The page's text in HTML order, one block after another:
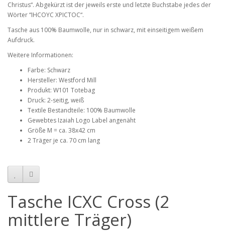
Christus“. Abgekürzt ist der jeweils erste und letzte Buchstabe jedes der
Wörter “IHCOYC XPICTOC“.
Tasche aus 100% Baumwolle, nur in schwarz, mit einseitigem weißem
Aufdruck.
Weitere Informationen:
Farbe: Schwarz
Hersteller: Westford Mill
Produkt: W101 Totebag
Druck: 2-seitig, weiß
Textile Bestandteile: 100% Baumwolle
Gewebtes Izaiah Logo Label angenäht
Größe M = ca. 38x42 cm
2 Träger je ca. 70 cm lang
Tasche ICXC Cross (2
mittlere Träger)